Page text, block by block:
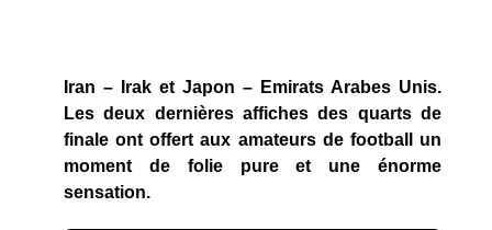
Iran – Irak et Japon – Emirats Arabes Unis.
Les deux dernières affiches des quarts de
finale ont offert aux amateurs de football un
moment de folie pure et une énorme
sensation.